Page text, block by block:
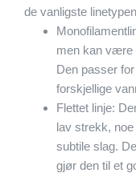
de vanligste
men kan være
Den passer
forskjellige
Flettet linje:
lav strekk,
subtile slag.
gjør den til et